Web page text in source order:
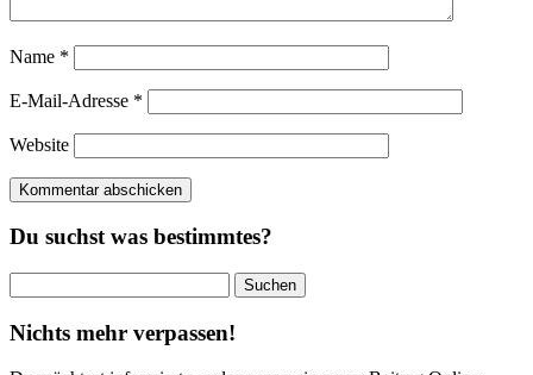
Name *
E-Mail-Adresse *
Website
Du suchst was bestimmtes?
nach:
Nichts mehr verpassen!